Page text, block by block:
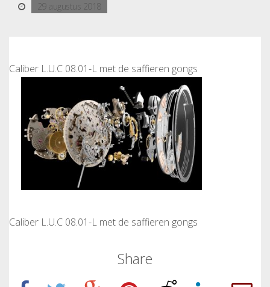
29 augustus 2018
Caliber L.U.C 08.01-L met de saffieren gongs
Caliber L.U.C 08.01-L met de saffieren gongs
Share